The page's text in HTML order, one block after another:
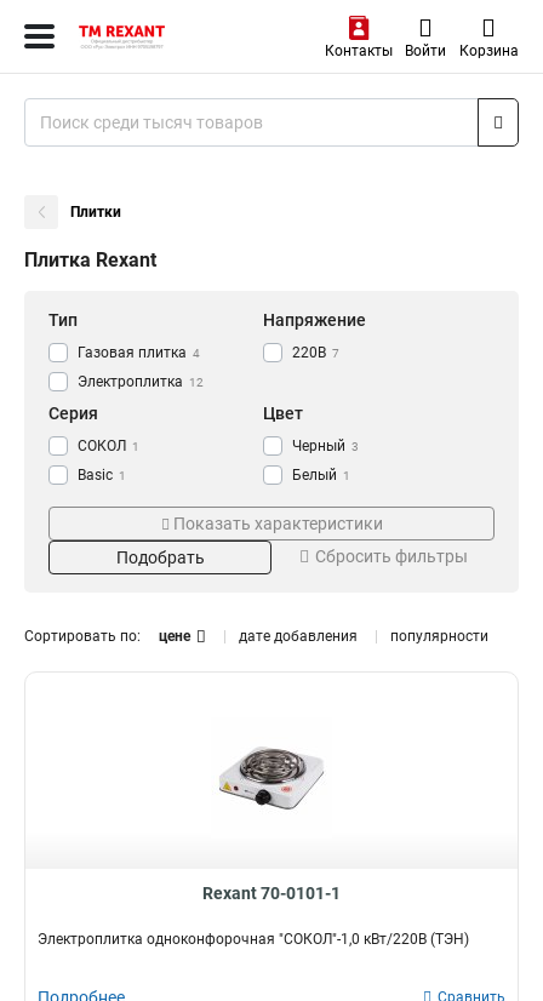
Контакты Войти Корзина
Плитки
Плитка Rexant
Тип
Газовая плитка 4
Электроплитка 12
Напряжение
220В 7
Серия
СОКОЛ 1
Basic 1
«Pskova-1» 2
2
3
Цвет
Черный 3
Белый 1
Коричневый 2
Показать характеристики
Подобрать
Сбросить фильтры
Сортировать по: цене дате добавления популярности
Rexant 70-0101-1
Электроплитка одноконфорочная "СОКОЛ"-1,0 кВт/220В (ТЭН)
Сравнить